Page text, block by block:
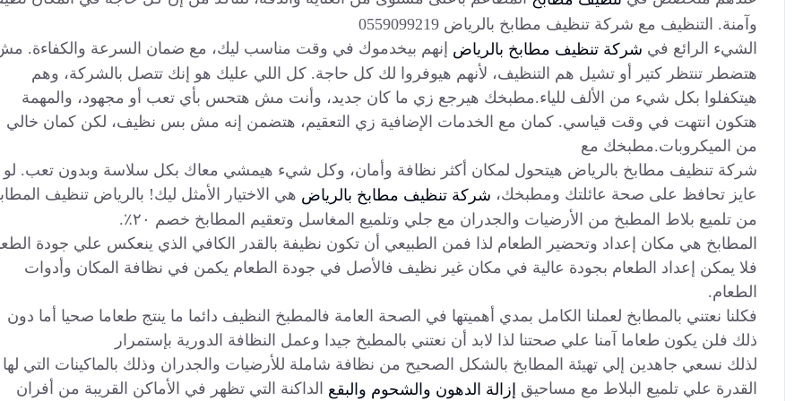
وآمنة. التنظيف مع شركة تنظيف مطابخ بالرياض 0559099219
الشيء الرائع في شركة تنظيف مطابخ بالرياض إنهم بيخدموك في وقت مناسب ليك، مع ضمان السرعة والكفاءة.
هتضطر تنتظر كتير أو تشيل هم التنظيف، لأنهم هيوفروا لك كل حاجة. كل اللي عليك هو إنك تتصل بالشركة، وهم
هيتكفلوا بكل شيء من الألف للياء.مطبخك هيرجع زي ما كان جديد، وأنت مش هتحس بأي تعب أو مجهود، والمهمة
هتكون انتهت في وقت قياسي. كمان مع الخدمات الإضافية زي التعقيم، هتضمن إنه مش بس نظيف، لكن كمان خالي
من الميكروبات.مطبخك مع
شركة تنظيف مطابخ بالرياض هيتحول لمكان أكثر نظافة وأمان، وكل شيء هيمشي معاك بكل سلاسة وبدون تعب. لو
عايز تحافظ على صحة عائلتك ومطبخك، شركة تنظيف مطابخ بالرياض هي الاختيار الأمثل ليك! بالرياض تنظيف
من تلميع بلاط المطبخ من الأرضيات والجدران مع جلي وتلميع المغاسل وتعقيم المطابخ خصم ٢٠٪.
المطابخ هي مكان إعداد وتحضير الطعام لذا فمن الطبيعي أن تكون نظيفة بالقدر الكافي الذي ينعكس علي جودة
فلا يمكن إعداد الطعام بجودة عالية في مكان غير نظيف فالأصل في جودة الطعام يكمن في نظافة المكان وأدوات
الطعام.
فكلنا نعتني بالمطابخ لعملنا الكامل بمدي أهميتها في الصحة العامة فالمطبخ النظيف دائما ما ينتج طعاما صحيا أما دون
ذلك فلن يكون طعاما آمنا علي صحتنا لذا لابد أن نعتني بالمطبخ جيدا وعمل النظافة الدورية بإستمرار
لذلك نسعي جاهدين إلي تهيئة المطابخ بالشكل الصحيح من نظافة شاملة للأرضيات والجدران وذلك بالماكينات التي لها
القدرة علي تلميع البلاط مع مساحيق إزالة الدهون والشحوم والبقع الداكنة التي تظهر في الأماكن القريبة من أفران